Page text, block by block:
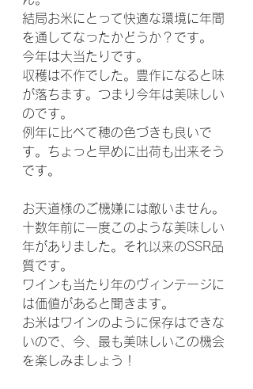
結局お米にとって快適な環境に年間
を通してなったかどうか？です。
今年は大当たりです。
収穫は不作でした。豊作になると味
が落ちます。つまり今年は美味しい
のです。
例年に比べて穂の色づきも良いで
す。ちょっと早めに出荷も出来そう
です。
お天道様のご機嫌には敵いません。
十数年前に一度このような美味しい
年がありました。それ以来のSSR品
質です。
ワインも当たり年のヴィンテージに
は価値があると聞きます。
お米はワインのように保存はできな
いので、今、最も美味しいこの機会
を楽しみましょう！